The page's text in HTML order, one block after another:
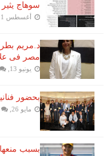
سوهاج
أغسطس 11, 2022
مصر فى
يونيو 13, 2022
بحضور
مايو 26, 2023
بسبب